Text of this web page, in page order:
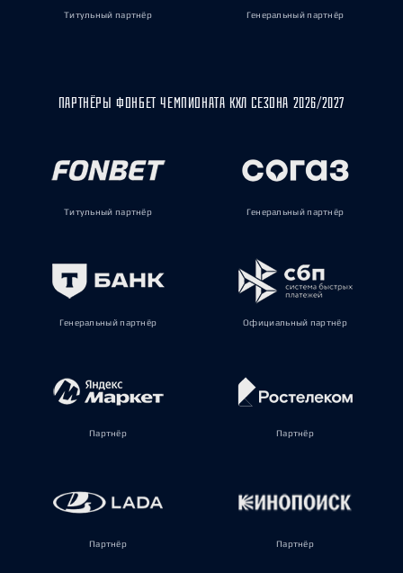
Титульный партнёр Генеральный партнёр
ПАРТНЁРЫ ФОНБЕТ ЧЕМПИОНАТА КХЛ СЕЗОНА 2026/2027
Титульный партнёр Генеральный партнёр
Генеральный партнёр Официальный партнёр
Партнёр Партнёр
Партнёр Партнёр